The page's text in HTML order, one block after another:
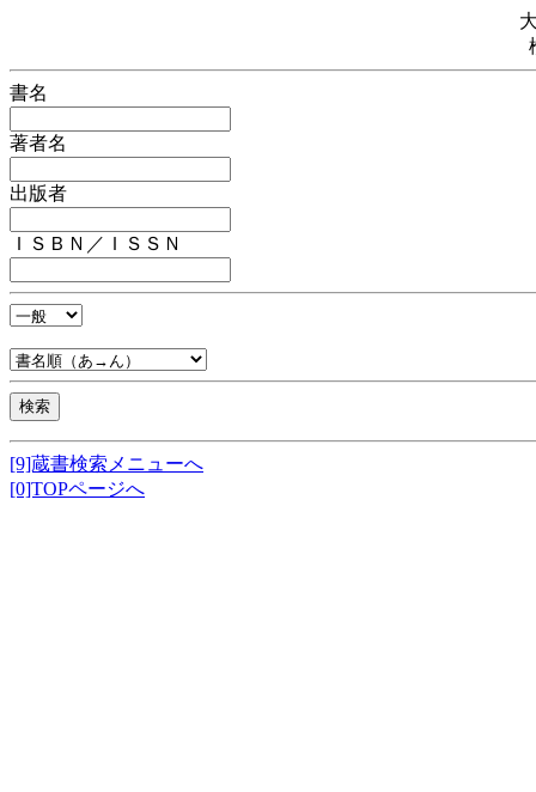
書名
著者名
出版者
ＩＳＢＮ／ＩＳＳＮ
[9]蔵書検索メニューへ
[0]TOPページへ